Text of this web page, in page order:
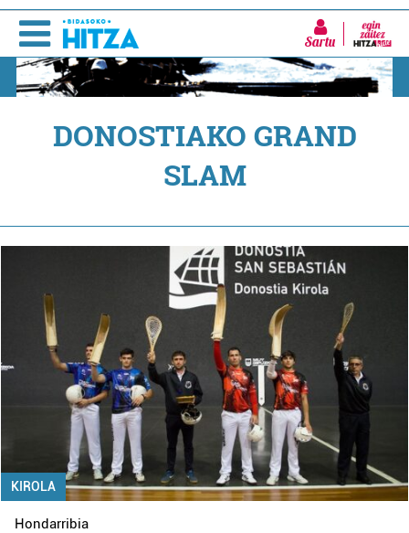
Sartu
DONOSTIAKO GRAND
SLAM
KIROLA
Hondarribia